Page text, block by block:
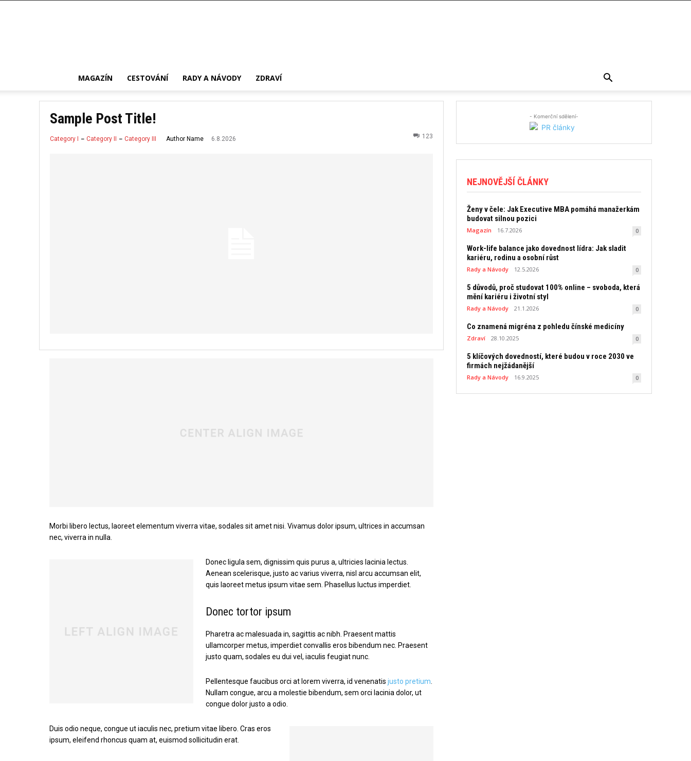
MAGAZÍN CESTOVÁNÍ RADY A NÁVODY ZDRAVÍ
Sample Post Title!
Category I Category II Category III Author Name 6.8.2026 123
Morbi libero lectus, laoreet elementum viverra vitae, sodales sit amet nisi. Vivamus dolor ipsum, ultrices in accumsan
nec, viverra in nulla.
Donec ligula sem, dignissim quis purus a, ultricies lacinia lectus.
Aenean scelerisque, justo ac varius viverra, nisl arcu accumsan elit,
quis laoreet metus ipsum vitae sem. Phasellus luctus imperdiet.
Donec tortor ipsum
Pharetra ac malesuada in, sagittis ac nibh. Praesent mattis
ullamcorper metus, imperdiet convallis eros bibendum nec. Praesent
justo quam, sodales eu dui vel, iaculis feugiat nunc.
Pellentesque faucibus orci at lorem viverra, id venenatis justo pretium.
Nullam congue, arcu a molestie bibendum, sem orci lacinia dolor, ut
congue dolor justo a odio.
Duis odio neque, congue ut iaculis nec, pretium vitae libero. Cras eros
ipsum, eleifend rhoncus quam at, euismod sollicitudin erat.
- Komerční sdělení-
NEJNOVĚJŠÍ ČLÁNKY
Ženy v čele: Jak Executive MBA pomáhá manažerkám
budovat silnou pozici
Magazín 16.7.2026 0
Work-life balance jako dovednost lídra: Jak sladit
kariéru, rodinu a osobní růst
Rady a Návody 12.5.2026 0
5 důvodů, proč studovat 100% online – svoboda, která
mění kariéru i životní styl
Rady a Návody 21.1.2026 0
Co znamená migréna z pohledu čínské medicíny
Zdraví 28.10.2025 0
5 klíčových dovedností, které budou v roce 2030 ve
firmách nejžádanější
Rady a Návody 16.9.2025 0